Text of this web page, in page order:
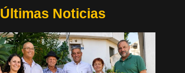
Últimas Noticias